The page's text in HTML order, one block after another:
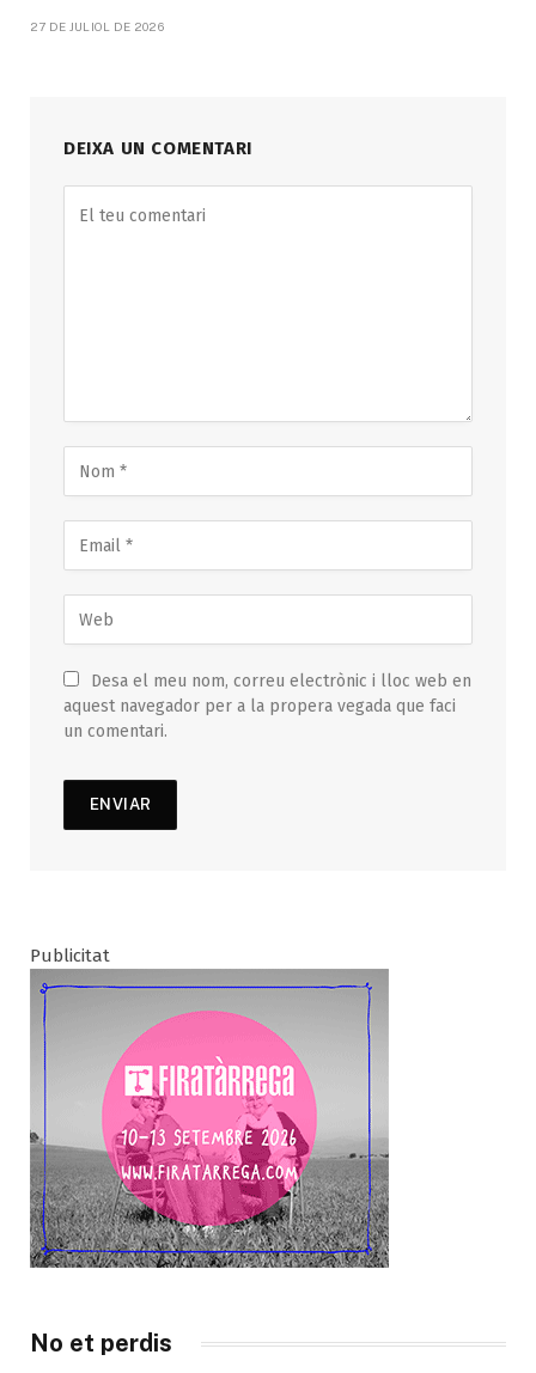
27 DE JULIOL DE 2026
DEIXA UN COMENTARI
Desa el meu nom, correu electrònic i lloc web en
aquest navegador per a la propera vegada que faci
un comentari.
Publicitat
No et perdis